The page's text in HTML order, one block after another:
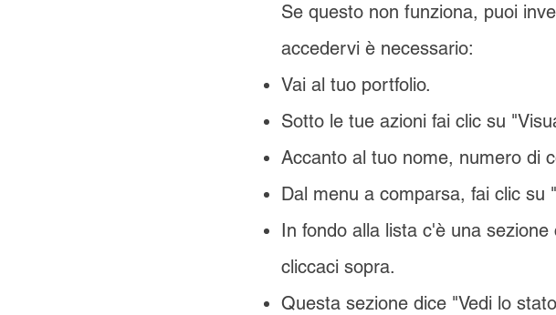
Se questo non funziona, puoi
accedervi è necessario:
Vai al tuo portfolio​.
Sotto le tue azioni fai clic su
Accanto al tuo nome, numero di
Dal menu a comparsa, fai clic su
In fondo alla lista c'è una
cliccaci sopra.
Questa sezione dice "Vedi lo